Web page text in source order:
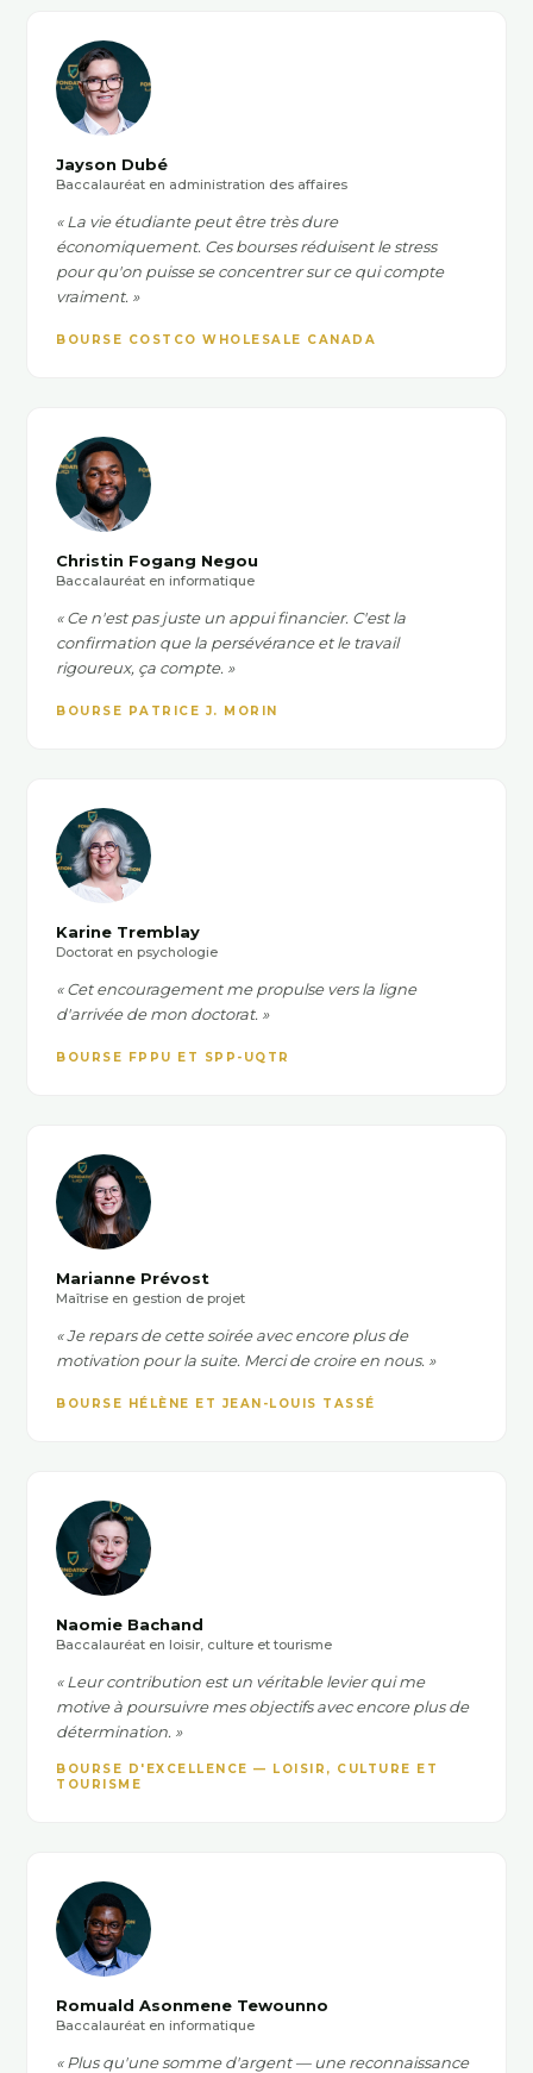
Jayson Dubé
Baccalauréat en administration des affaires
« La vie étudiante peut être très dure
économiquement. Ces bourses réduisent le stress
pour qu'on puisse se concentrer sur ce qui compte
vraiment. »
BOURSE COSTCO WHOLESALE CANADA
Christin Fogang Negou
Baccalauréat en informatique
« Ce n'est pas juste un appui financier. C'est la
confirmation que la persévérance et le travail
rigoureux, ça compte. »
BOURSE PATRICE J. MORIN
Karine Tremblay
Doctorat en psychologie
« Cet encouragement me propulse vers la ligne
d'arrivée de mon doctorat. »
BOURSE FPPU ET SPP-UQTR
Marianne Prévost
Maîtrise en gestion de projet
« Je repars de cette soirée avec encore plus de
motivation pour la suite. Merci de croire en nous. »
BOURSE HÉLÈNE ET JEAN-LOUIS TASSÉ
Naomie Bachand
Baccalauréat en loisir, culture et tourisme
« Leur contribution est un véritable levier qui me
motive à poursuivre mes objectifs avec encore plus de
détermination. »
BOURSE D'EXCELLENCE — LOISIR, CULTURE ET
TOURISME
Romuald Asonmene Tewounno
Baccalauréat en informatique
« Plus qu'une somme d'argent — une reconnaissance